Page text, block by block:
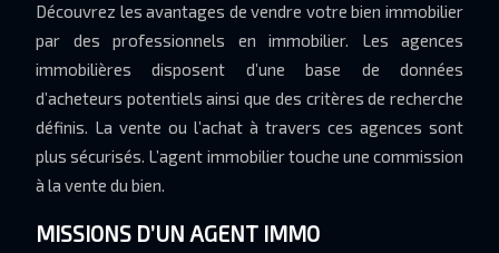
Découvrez les avantages de vendre votre bien immobilier
par des professionnels en immobilier. Les agences
immobilières disposent d’une base de données
d’acheteurs potentiels ainsi que des critères de recherche
définis. La vente ou l’achat à travers ces agences sont
plus sécurisés. L’agent immobilier touche une commission
à la vente du bien.
MISSIONS D’UN AGENT IMMO